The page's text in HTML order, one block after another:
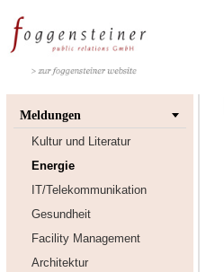
Meldungen
Kultur und Literatur
Energie
IT/Telekommunikation
Gesundheit
Facility Management
Architektur